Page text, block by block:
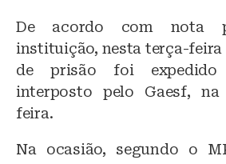
De acordo com nota
instituição, nesta terça-feira
de prisão foi expedido
interposto pelo Gaesf,
feira.
Na ocasião, segundo o